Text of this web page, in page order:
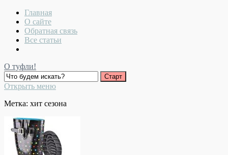
Главная
О сайте
Обратная связь
Все статьи
О туфли!
Открыть меню
Метка: хит сезона